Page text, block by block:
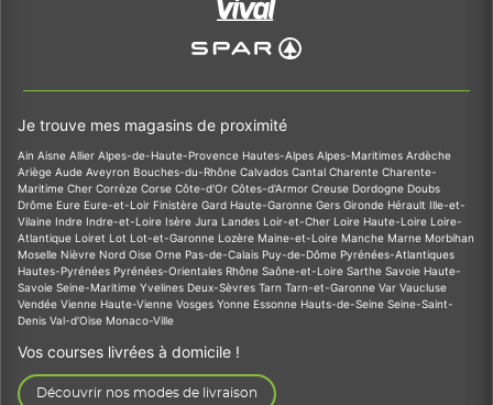
Je trouve mes magasins de proximité
Ain Aisne Allier Alpes-de-Haute-Provence Hautes-Alpes Alpes-Maritimes Ardèche
Ariège Aude Aveyron Bouches-du-Rhône Calvados Cantal Charente Charente-
Maritime Cher Corrèze Corse Côte-d'Or Côtes-d'Armor Creuse Dordogne Doubs
Drôme Eure Eure-et-Loir Finistère Gard Haute-Garonne Gers Gironde Hérault Ille-et-
Vilaine Indre Indre-et-Loire Isère Jura Landes Loir-et-Cher Loire Haute-Loire Loire-
Atlantique Loiret Lot Lot-et-Garonne Lozère Maine-et-Loire Manche Marne Morbihan
Moselle Nièvre Nord Oise Orne Pas-de-Calais Puy-de-Dôme Pyrénées-Atlantiques
Hautes-Pyrénées Pyrénées-Orientales Rhône Saône-et-Loire Sarthe Savoie Haute-
Savoie Seine-Maritime Yvelines Deux-Sèvres Tarn Tarn-et-Garonne Var Vaucluse
Vendée Vienne Haute-Vienne Vosges Yonne Essonne Hauts-de-Seine Seine-Saint-
Denis Val-d'Oise Monaco-Ville
Vos courses livrées à domicile !
Découvrir nos modes de livraison